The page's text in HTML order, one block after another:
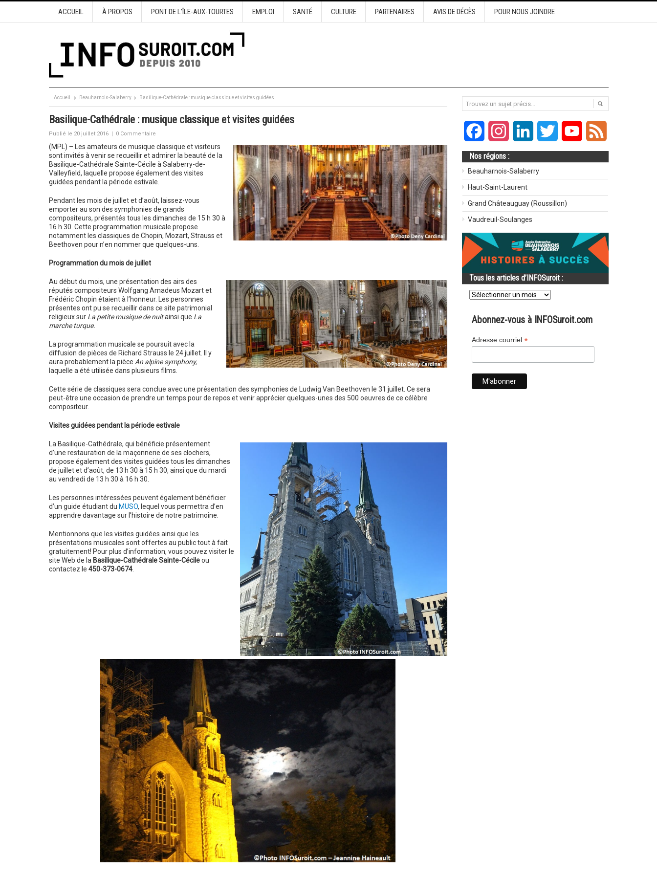
ACCUEIL À PROPOS PONT DE L’ÎLE-AUX-TOURTES EMPLOI SANTÉ CULTURE PARTENAIRES AVIS DE DÉCÈS POUR NOUS JOINDRE
Accueil Beauharnois-Salaberry Basilique-Cathédrale : musique classique et visites guidées
Basilique-Cathédrale : musique classique et visites guidées
Publié le 20 juillet 2016 | 0 Commentaire
(MPL) – Les amateurs de musique classique et visiteurs
sont invités à venir se recueillir et admirer la beauté de la
Basilique-Cathédrale Sainte-Cécile à Salaberry-de-
Valleyfield, laquelle propose également des visites
guidées pendant la période estivale.
Pendant les mois de juillet et d’août, laissez-vous
emporter au son des symphonies de grands
compositeurs, présentés tous les dimanches de 15 h 30 à
16 h 30. Cette programmation musicale propose
notamment les classiques de Chopin, Mozart, Strauss et
Beethoven pour n’en nommer que quelques-uns.
Programmation du mois de juillet
Au début du mois, une présentation des airs des
réputés compositeurs Wolfgang Amadeus Mozart et
Frédéric Chopin étaient à l’honneur. Les personnes
présentes ont pu se recueillir dans ce site patrimonial
religieux sur La petite musique de nuitainsi que La
marche turque.
La programmation musicale se poursuit avec la
diffusion de pièces de Richard Strauss le 24 juillet. Il y
aura probablement la pièce An alpine symphony,
laquelle a été utilisée dans plusieurs films.
Cette série de classiques sera conclue avec une présentation des symphonies de Ludwig Van Beethoven le 31 juillet. Ce sera
peut-être une occasion de prendre un temps pour de repos et venir apprécier quelques-unes des 500 oeuvres de ce célèbre
compositeur.
Visites guidées pendant la période estivale
La Basilique-Cathédrale, qui bénéficie présentement
d’une restauration de la maçonnerie de ses clochers,
propose également des visites guidées tous les dimanches
de juillet et d’août, de 13 h 30 à 15 h 30, ainsi que du mardi
au vendredi de 13 h 30 à 16 h 30.
Les personnes intéressées peuvent également bénéficier
d’un guide étudiant du MUSO, lequel vous permettra d’en
apprendre davantage sur l’histoire de notre patrimoine.
Mentionnons que les visites guidées ainsi que les
présentations musicales sont offertes au public tout à fait
gratuitement! Pour plus d’information, vous pouvez visiter le
site Web de la Basilique-Cathédrale Sainte-Cécileou
contactez le 450-373-0674.
FacebookInstagramLinkedIn Twitter YouTube
Nos régions :
Beauharnois-Salaberry
Haut-Saint-Laurent
Grand Châteauguay (Roussillon)
Vaudreuil-Soulanges
Tous les articles d’INFOSuroit :
Tous
les
d’INFOSuroit
Abonnez-vous à INFOSuroit.com
Adresse courriel *